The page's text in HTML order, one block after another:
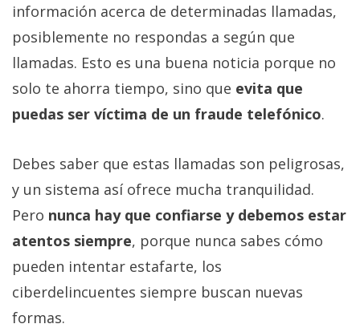
información acerca de determinadas llamadas,
posiblemente no respondas a según que
llamadas. Esto es una buena noticia porque no
solo te ahorra tiempo, sino que evita que
puedas ser víctima de un fraude telefónico.
Debes saber que estas llamadas son peligrosas,
y un sistema así ofrece mucha tranquilidad.
Pero nunca hay que confiarse y debemos estar
atentos siempre, porque nunca sabes cómo
pueden intentar estafarte, los
ciberdelincuentes siempre buscan nuevas
formas.